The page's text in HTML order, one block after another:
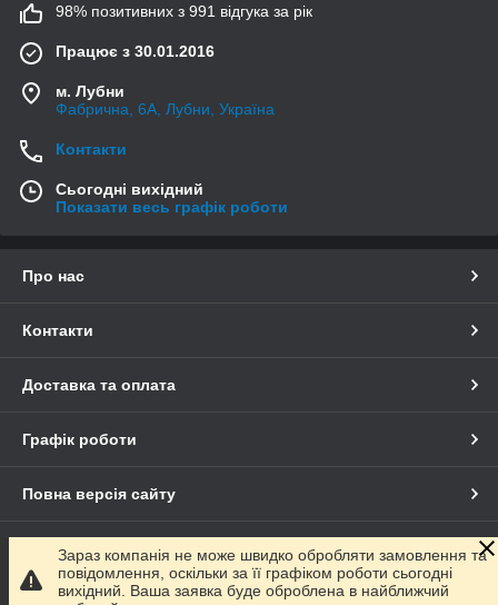
98% позитивних з 991 відгука за рік
Працює з 30.01.2016
м. Лубни
Фабрична, 6А, Лубни, Україна
Контакти
Сьогодні вихідний
Показати весь графік роботи
Про нас
Контакти
Доставка та оплата
Графік роботи
Повна версія сайту
Сайт створено на маркетплейсі Prom.ua
Зараз компанія не може швидко обробляти замовлення та
повідомлення, оскільки за її графіком роботи сьогодні
вихідний. Ваша заявка буде оброблена в найближчий